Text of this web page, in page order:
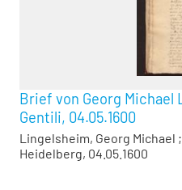
Brief von Georg Michael
Gentili, 04.05.1600
Lingelsheim, Georg Michael ;
Heidelberg, 04.05.1600